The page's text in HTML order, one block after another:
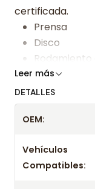
certificada.
Prensa
Disco
Rodamiento
ofreciendo
un máximo de
tienda previo
Leer más
DETALLES
OEM:
Vehículos
Compatibles: